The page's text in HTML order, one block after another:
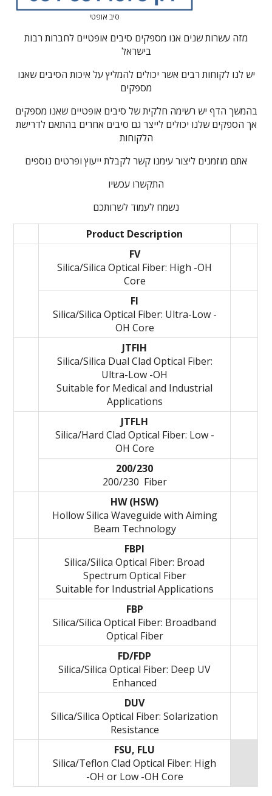
סיב אופטי
מזה עשרות שנים אנו מספקים סיבים אופטיים לחברות רבות
בישראל
יש לנו לקוחות רבים אשר יכולים להמליץ על איכות הסיבים שאנו
מספקים
בהמשך הדף יש רשימה חלקית של סיבים אופטיים שאנו מספקים
אך הספקים שלנו יכולים לייצר גם סיבים אחרים בהתאם לדרישת
הלקוחות
אתם מוזמנים ליצור עימנו קשר לקבלת ייעוץ ופרטים נוספים
התקשרו עכשיו
נשמח לעמוד לשרותכם
Product Description
FV
Silica/Silica Optical Fiber: High -OH
Core
FI
Silica/Silica Optical Fiber: Ultra-Low -
OH Core
JTFIH
Silica/Silica Dual Clad Optical Fiber:
Ultra-Low -OH
Suitable for Medical and Industrial
Applications
JTFLH
Silica/Hard Clad Optical Fiber: Low -
OH Core
200/230
200/230 Fiber
HW (HSW)
Hollow Silica Waveguide with Aiming
Beam Technology
FBPI
Silica/Silica Optical Fiber: Broad
Spectrum Optical Fiber
Suitable for Industrial Applications
FBP
Silica/Silica Optical Fiber: Broadband
Optical Fiber
FD/FDP
Silica/Silica Optical Fiber: Deep UV
Enhanced
DUV
Silica/Silica Optical Fiber: Solarization
Resistance
FSU, FLU
Silica/Teflon Clad Optical Fiber: High
-OH or Low -OH Core